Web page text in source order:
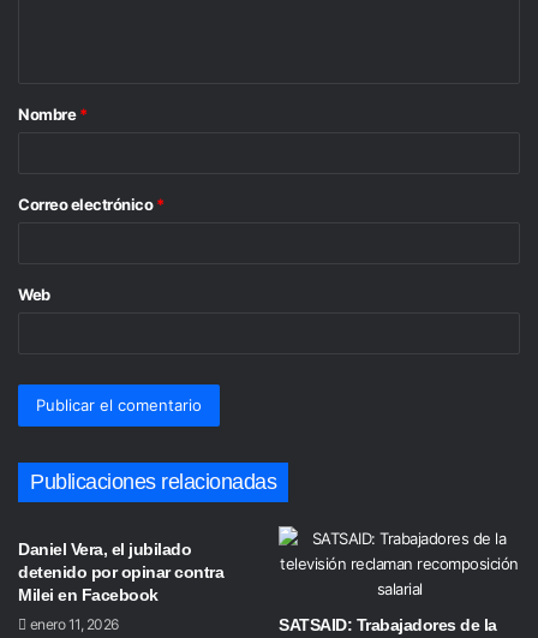
r
Nombre*
Correo electrónico*
Web
Publicaciones relacionadas
Daniel Vera, el jubilado
detenido por opinar contra
Milei en Facebook
enero 11, 2026
SATSAID: Trabajadores de la